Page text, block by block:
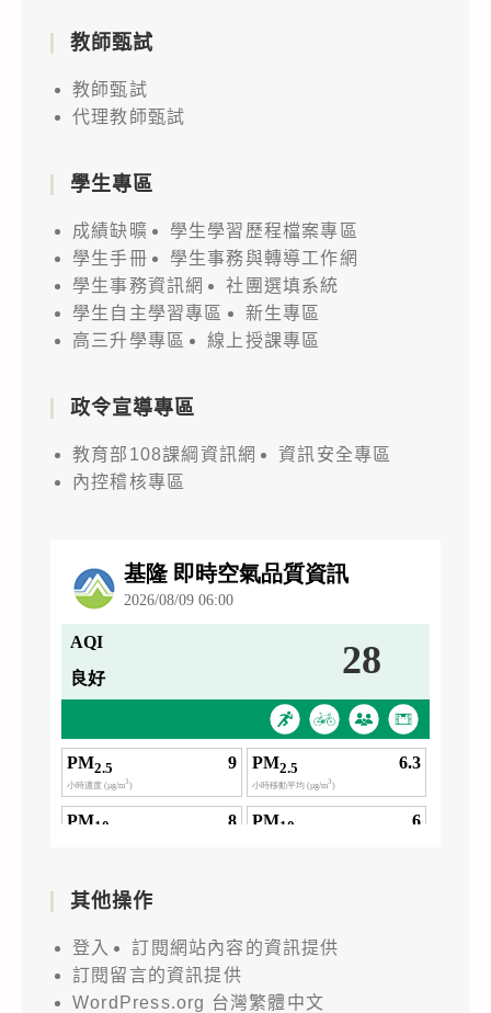
教師甄試
教師甄試
代理教師甄試
學生專區
成績缺曠
學生學習歷程檔案專區
學生手冊
學生事務與轉導工作網
學生事務資訊網
社團選填系統
學生自主學習專區
新生專區
高三升學專區
線上授課專區
政令宣導專區
教育部108課綱資訊網
資訊安全專區
內控稽核專區
其他操作
登入
訂閱網站內容的資訊提供
訂閱留言的資訊提供
WordPress.org 台灣繁體中文